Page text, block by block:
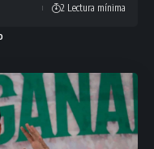
2 Lectura mínima